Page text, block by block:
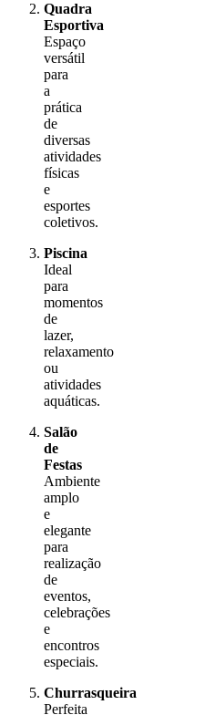
Quadra
Esportiva
Espaço
versátil
para
a
prática
de
diversas
atividades
físicas
e
esportes
coletivos.
Piscina
Ideal
para
momentos
de
lazer,
relaxamento
ou
atividades
aquáticas.
Salão
de
Festas
Ambiente
amplo
e
elegante
para
realização
de
eventos,
celebrações
e
encontros
especiais.
Churrasqueira
Perfeita